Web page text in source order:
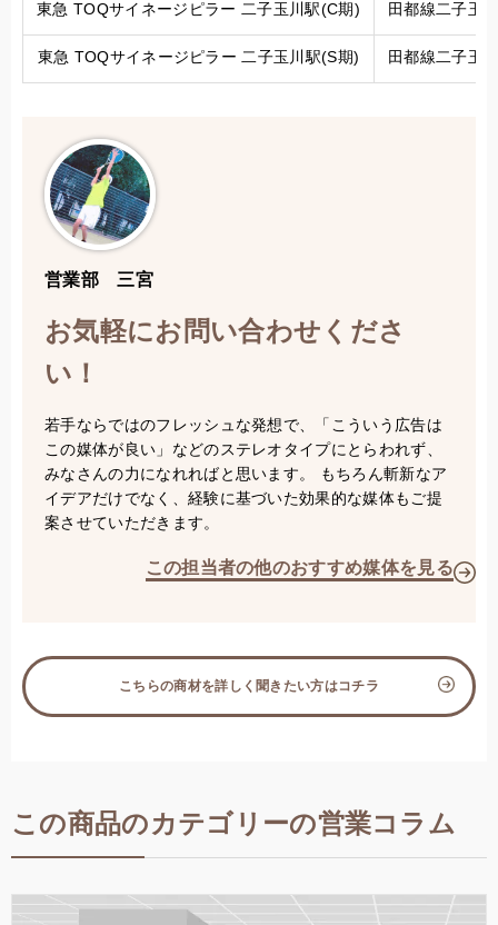
東急 TOQサイネージピラー 二子玉川駅(C期) 田都線二子玉
東急 TOQサイネージピラー 二子玉川駅(S期) 田都線二子玉
営業部 三宮
お気軽にお問い合わせくださ
い！
若手ならではのフレッシュな発想で、「こういう広告は
この媒体が良い」などのステレオタイプにとらわれず、
みなさんの力になれればと思います。 もちろん斬新なア
イデアだけでなく、経験に基づいた効果的な媒体もご提
案させていただきます。
この担当者の他のおすすめ媒体を見る
こちらの商材を詳しく聞きたい方はコチラ
この商品のカテゴリーの営業コラム